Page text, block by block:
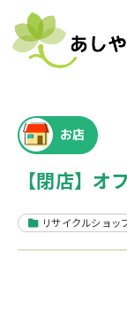
お店
【閉店】オ
リサイクルショッ